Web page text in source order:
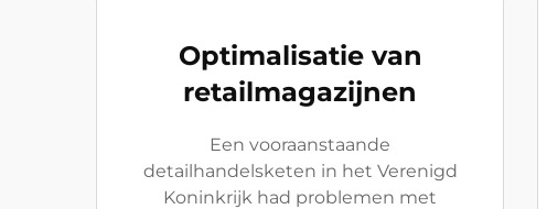
Optimalisatie van
retailmagazijnen
Een vooraanstaande
detailhandelsketen in het Verenigd
Koninkrijk had problemen met